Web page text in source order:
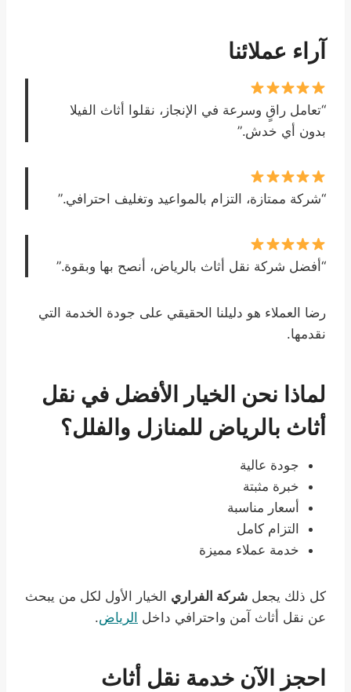
آراء عملائنا
“تعامل راقٍ وسرعة في الإنجاز، نقلوا أثاث الفيلا
بدون أي خدش.”
“شركة ممتازة، التزام بالمواعيد وتغليف احترافي.”
“أفضل شركة نقل أثاث بالرياض، أنصح بها وبقوة.”
رضا العملاء هو دليلنا الحقيقي على جودة الخدمة التي
نقدمها.
لماذا نحن الخيار الأفضل في نقل
أثاث بالرياض للمنازل والفلل؟
جودة عالية
خبرة مثبتة
أسعار مناسبة
التزام كامل
خدمة عملاء مميزة
كل ذلك يجعل شركة الفراري الخيار الأول لكل من يبحث
عن نقل أثاث آمن واحترافي داخل الرياض.
احجز الآن خدمة نقل أثاث